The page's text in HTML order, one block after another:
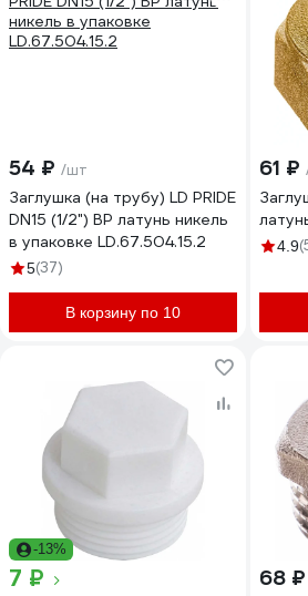
54 ₽ /шт
Заглушка (на трубу) LD PRIDE
DN15 (1/2") ВР латунь никель
в упаковке LD.67.504.15.2
5(37)
В корзину по 10
61 ₽
4.9
-13%
7 ₽ 68 ₽